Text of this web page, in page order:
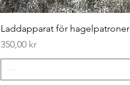
Laddapparat för hagelpatroner
Pris
350,00 kr